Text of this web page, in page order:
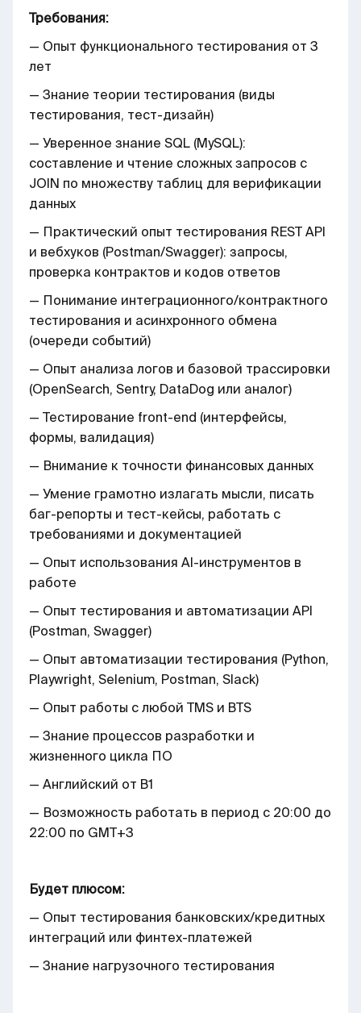
Требования:
— Опыт функционального тестирования от 3
лет
— Знание теории тестирования (виды
тестирования, тест-дизайн)
— Уверенное знание SQL (MySQL):
составление и чтение сложных запросов с
JOIN по множеству таблиц для верификации
данных
— Практический опыт тестирования REST API
и вебхуков (Postman/Swagger): запросы,
проверка контрактов и кодов ответов
— Понимание интеграционного/контрактного
тестирования и асинхронного обмена
(очереди событий)
— Опыт анализа логов и базовой трассировки
(OpenSearch, Sentry, DataDog или аналог)
— Тестирование front-end (интерфейсы,
формы, валидация)
— Внимание к точности финансовых данных
— Умение грамотно излагать мысли, писать
баг-репорты и тест-кейсы, работать с
требованиями и документацией
— Опыт использования AI-инструментов в
работе
— Опыт тестирования и автоматизации API
(Postman, Swagger)
— Опыт автоматизации тестирования (Python,
Playwright, Selenium, Postman, Slack)
— Опыт работы с любой TMS и BTS
— Знание процессов разработки и
жизненного цикла ПО
— Английский от B1
— Возможность работать в период с 20:00 до
22:00 по GMT+3
Будет плюсом:
— Опыт тестирования банковских/кредитных
интеграций или финтех-платежей
— Знание нагрузочного тестирования